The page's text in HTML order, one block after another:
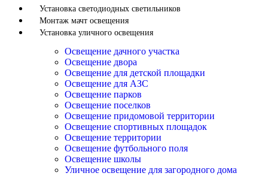
Установка светодиодных светильников
Монтаж мачт освещения
Установка уличного освещения
Освещение дачного участка
Освещение двора
Освещение для детской площадки
Освещение для АЗС
Освещение парков
Освещение поселков
Освещение придомовой территории
Освещение спортивных площадок
Освещение территории
Освещение футбольного поля
Освещение школы
Уличное освещение для загородного дома